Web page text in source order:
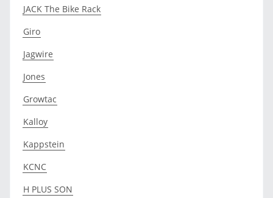
JACK The Bike Rack
Giro
Jagwire
Jones
Growtac
Kalloy
Kappstein
KCNC
H PLUS SON